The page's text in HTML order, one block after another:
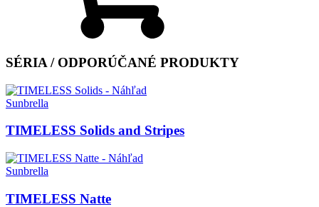
SÉRIA / ODPORÚČANÉ PRODUKTY
Sunbrella
TIMELESS Solids and Stripes
Sunbrella
TIMELESS Natte